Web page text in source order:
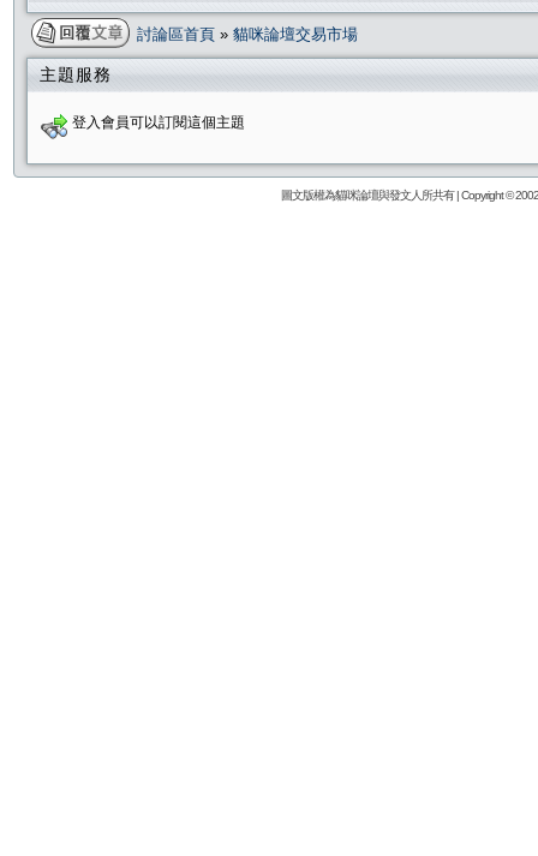
討論區首頁 » 貓咪論壇交易市場
主題服務
登入會員可以訂閱這個主題
圖文版權為貓咪論壇與發文人所共有 | Copyright ©